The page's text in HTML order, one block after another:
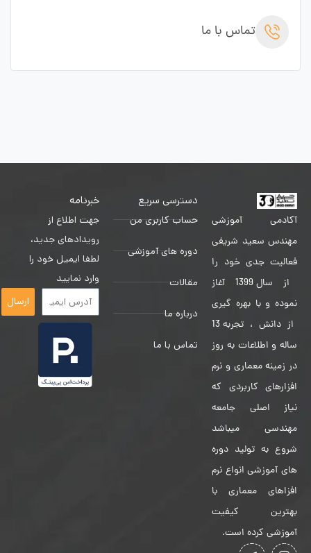
تماس با ما
آکادمی آموزشی
مهندس سعید شریفی
فعالیت جدی خود را
از سال 1399 آغاز
نموده و با بهره گیری
از دانش ، تجربه 13
ساله و اطلاعات به روز
در زمینه معماری و نرم
افزارهای کاربردی که
نیاز اصلی جامعه
مهندسی میباشد
شروع به تولید دوره
های آموزشی انواع نرم
افزاهای معماری با
بهترین کیفیت
آموزشی کرده است.
دسترسی سریع
حساب کاربری من
دوره های آموزشی
مقالات
درباره ما
تماس با ما
خبرنامه
جهت اطلاع از
رویدادهای جدید،
لطفا ایمیل خود را
وارد نمایید
ارسال